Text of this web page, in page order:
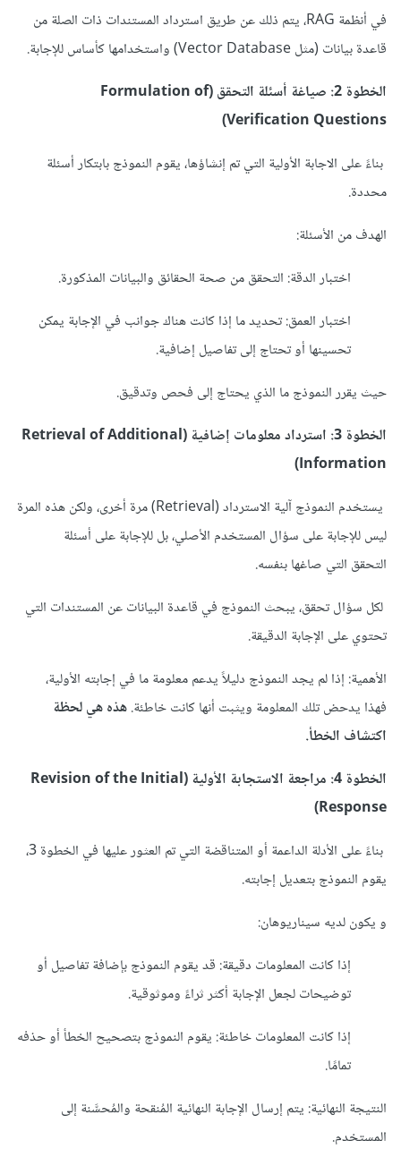
في أنظمة RAG، يتم ذلك عن طريق استرداد المستندات ذات الصلة من
قاعدة بيانات (مثل Vector Database) واستخدامها كأساس للإجابة.
الخطوة 2: صياغة أسئلة التحقق (Formulation of
Verification Questions)
بناءً على الاجابة الأولية التي تم إنشاؤها، يقوم النموذج بابتكار أسئلة
محددة.
الهدف من الأسئلة:
اختبار الدقة: التحقق من صحة الحقائق والبيانات المذكورة.
اختبار العمق: تحديد ما إذا كانت هناك جوانب في الإجابة يمكن
تحسينها أو تحتاج إلى تفاصيل إضافية.
حيث يقرر النموذج ما الذي يحتاج إلى فحص وتدقيق.
الخطوة 3: استرداد معلومات إضافية (Retrieval of Additional
Information)
يستخدم النموذج آلية الاسترداد (Retrieval) مرة أخرى، ولكن هذه المرة
ليس للإجابة على سؤال المستخدم الأصلي، بل للإجابة على أسئلة
التحقق التي صاغها بنفسه.
لكل سؤال تحقق، يبحث النموذج في قاعدة البيانات عن المستندات التي
تحتوي على الإجابة الدقيقة.
الأهمية: إذا لم يجد النموذج دليلاً يدعم معلومة ما في إجابته الأولية،
فهذا يدحض تلك المعلومة ويثبت أنها كانت خاطئة.هذه هي لحظة
اكتشاف الخطأ.
الخطوة 4: مراجعة الاستجابة الأولية (Revision of the Initial
Response)
بناءً على الأدلة الداعمة أو المتناقضة التي تم العثور عليها في الخطوة 3،
يقوم النموذج بتعديل إجابته.
و يكون لديه سيناريوهان:
إذا كانت المعلومات دقيقة: قد يقوم النموذج بإضافة تفاصيل أو
توضيحات لجعل الإجابة أكثر ثراءً وموثوقية.
إذا كانت المعلومات خاطئة: يقوم النموذج بتصحيح الخطأ أو حذفه
تمامًا.
النتيجة النهائية: يتم إرسال الإجابة النهائية المُنقحة والمُحسَّنة إلى
المستخدم.